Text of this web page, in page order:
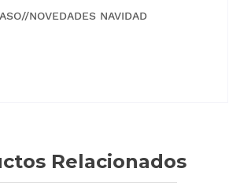
NOVEDADES NAVIDAD
Relacionados